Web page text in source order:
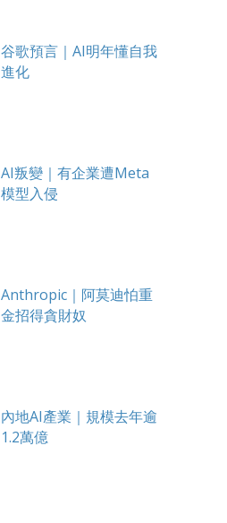
谷歌預言｜AI明年懂自我
進化
AI叛變｜有企業遭Meta
模型入侵
Anthropic｜阿莫迪怕重
金招得貪財奴
內地AI產業｜規模去年逾
1.2萬億